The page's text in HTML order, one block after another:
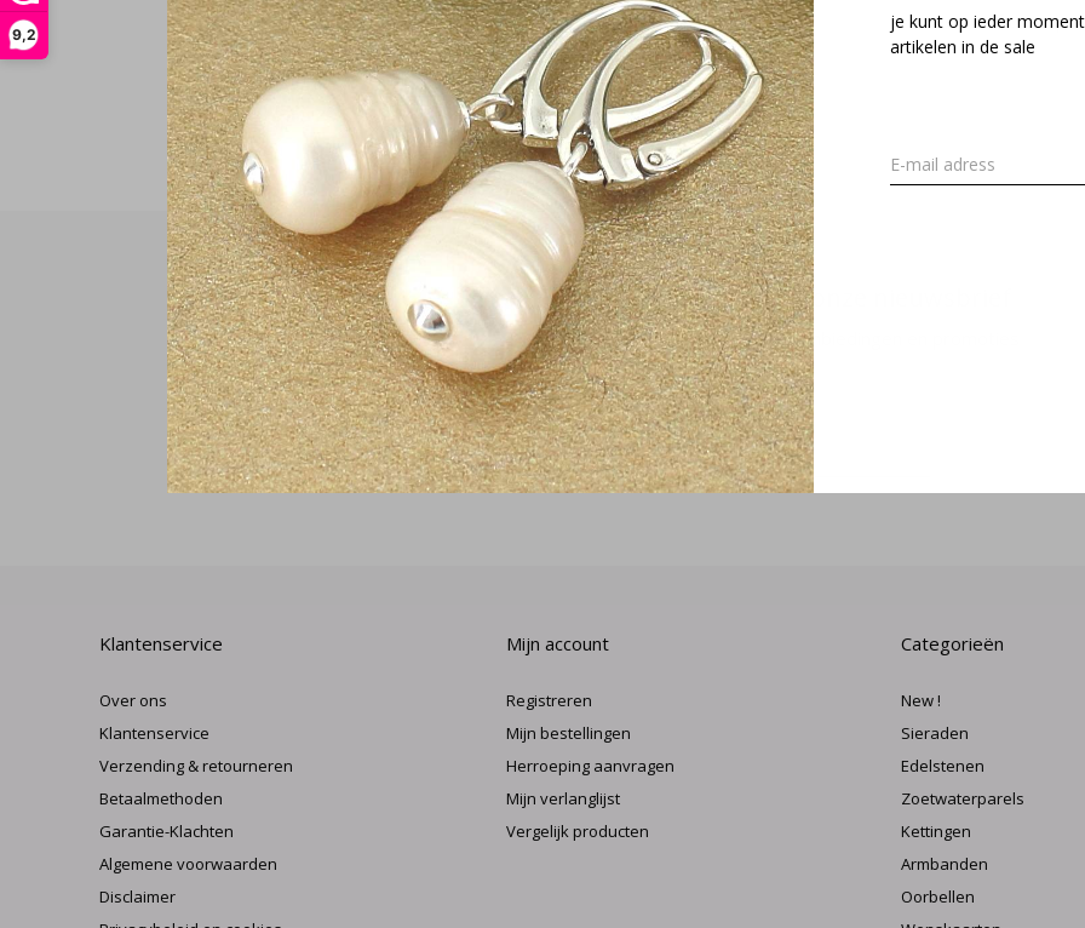
9,2
je kunt op ieder
artikelen in de sale
Seen 2 of the 2
Meld je aan voor onze nieuwsbrief
Ontvang de nieuwste aanbiedingen en promoties
Klantenservice
Over ons
Klantenservice
Verzending & retourneren
Betaalmethoden
Garantie-Klachten
Algemene voorwaarden
Disclaimer
Mijn account
Registreren
Mijn bestellingen
Herroeping aanvragen
Mijn verlanglijst
Vergelijk producten
Categorieën
New !
Sieraden
Edelstenen
Zoetwaterparels
Kettingen
Armbanden
Oorbellen